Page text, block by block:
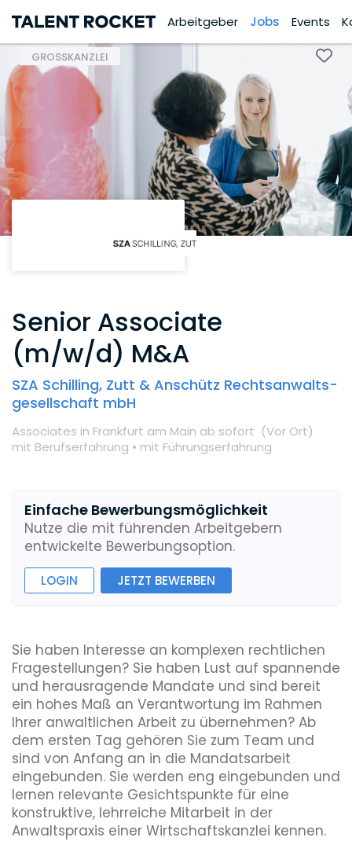
Arbeitgeber Jobs Events
GROSSKANZLEI
Senior Associate
(m/w/d) M&A
SZA Schilling, Zutt & Anschütz Rechtsanwalts­
gesellschaft mbH
Associates in Frankfurt am Main ab sofort (Vor Ort)
mit Berufserfahrung • mit Führungserfahrung
Einfache Bewerbungsmöglichkeit
Nutze die mit führenden Arbeitgebern
entwickelte Bewerbungsoption.
LOGIN JETZT BEWERBEN
Sie haben Interesse an komplexen rechtlichen
Fragestellungen? Sie haben Lust auf spannende
und herausragende Mandate und sind bereit
ein hohes Maß an Verantwortung im Rahmen
Ihrer anwaltlichen Arbeit zu übernehmen? Ab
dem ersten Tag gehören Sie zum Team und
sind von Anfang an in die Mandatsarbeit
eingebunden. Sie werden eng eingebunden und
lernen relevante Gesichtspunkte für eine
konstruktive, lehrreiche Mitarbeit in der
Anwaltspraxis einer Wirtschaftskanzlei kennen.